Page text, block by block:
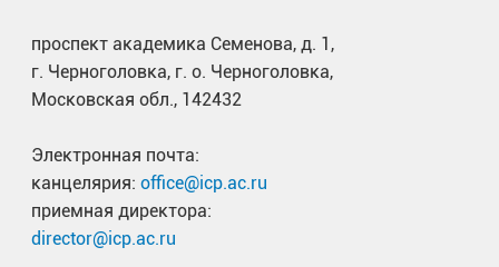
проспект академика Семенова, д. 1,
г. Черноголовка, г. о. Черноголовка,
Московская обл., 142432
Электронная почта:
канцелярия: office@icp.ac.ru
приемная директора:
director@icp.ac.ru